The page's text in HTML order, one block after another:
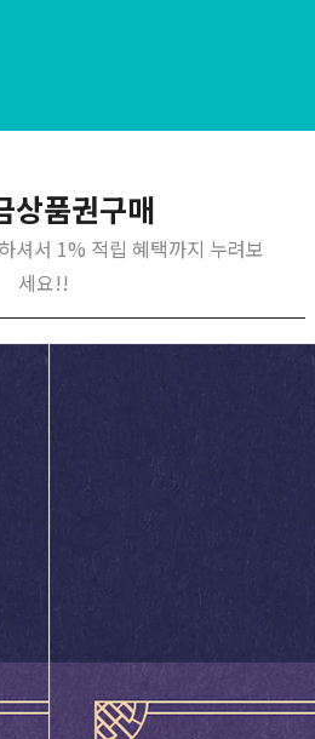
상품권구매
셔서 1% 적립 혜택까지 누려보
세요!!